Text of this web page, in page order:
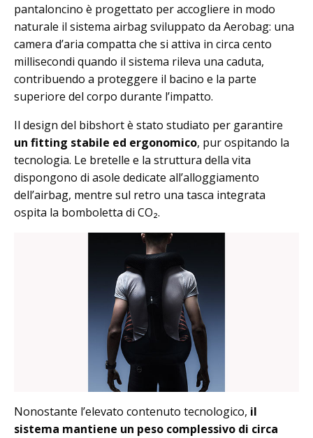
pantaloncino è progettato per accogliere in modo
naturale il sistema airbag sviluppato da Aerobag: una
camera d’aria compatta che si attiva in circa cento
millisecondi quando il sistema rileva una caduta,
contribuendo a proteggere il bacino e la parte
superiore del corpo durante l’impatto.
Il design del bibshort è stato studiato per garantire
un fitting stabile ed ergonomico, pur ospitando la
tecnologia. Le bretelle e la struttura della vita
dispongono di asole dedicate all’alloggiamento
dell’airbag, mentre sul retro una tasca integrata
ospita la bomboletta di CO₂.
Nonostante l’elevato contenuto tecnologico, il
sistema mantiene un peso complessivo di circa